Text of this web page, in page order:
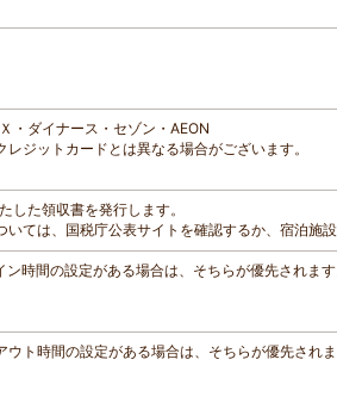
・ダイナース・セゾン・AEON
ジットカードとは異なる場合がございます。
した領収書を発行します。
ては、国税庁公表サイトを確認するか、宿泊施設
時間の設定がある場合は、そちらが優先されます
ト時間の設定がある場合は、そちらが優先されま